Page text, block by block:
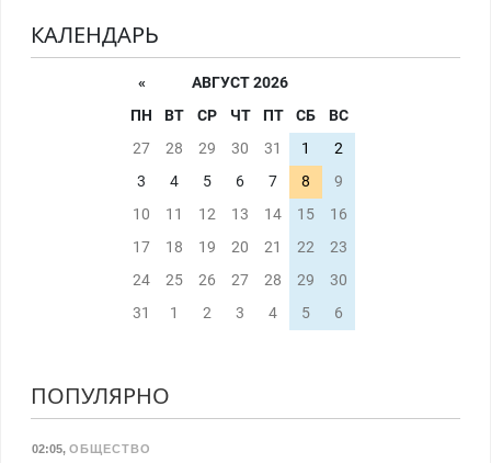
КАЛЕНДАРЬ
«
АВГУСТ 2026
ПН
ВТ СР ЧТ ПТ СБ
ВС
27
28 29 30 31 1
2
3
4 5 6 7 8
9
10
11 12 13 14 15
16
17
18 19 20 21 22
23
24
25 26 27 28 29
30
31
1 2 3 4 5 6
ПОПУЛЯРНО
02:05, ОБЩЕСТВО